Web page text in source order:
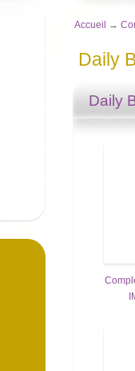
Accueil →
Daily
Daily